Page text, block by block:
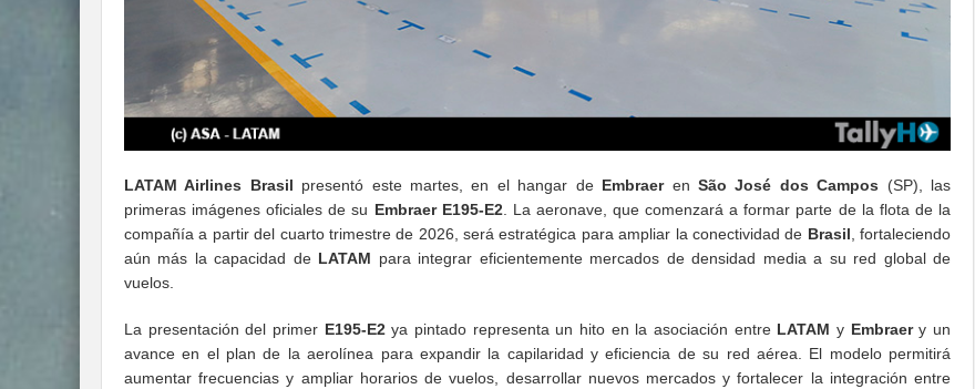
LATAM Airlines Brasil presentó este martes, en el hangar de Embraeren São José dos Campos (SP), las
primeras imágenes oficiales de su Embraer E195-E2. La aeronave, que comenzará a formar parte de la flota de la
compañía a partir del cuarto trimestre de 2026, será estratégica para ampliar la conectividad de Brasil, fortaleciendo
aún más la capacidad de LATAM para integrar eficientemente mercados de densidad media a su red global de
vuelos.
La presentación del primer E195-E2ya pintado representa un hito en la asociación entreLATAM y Embraery un
avance en el plan de la aerolínea para expandir la capilaridad y eficiencia de su red aérea. El modelo permitirá
aumentar frecuencias y ampliar horarios de vuelos, desarrollar nuevos mercados y fortalecer la integración entre